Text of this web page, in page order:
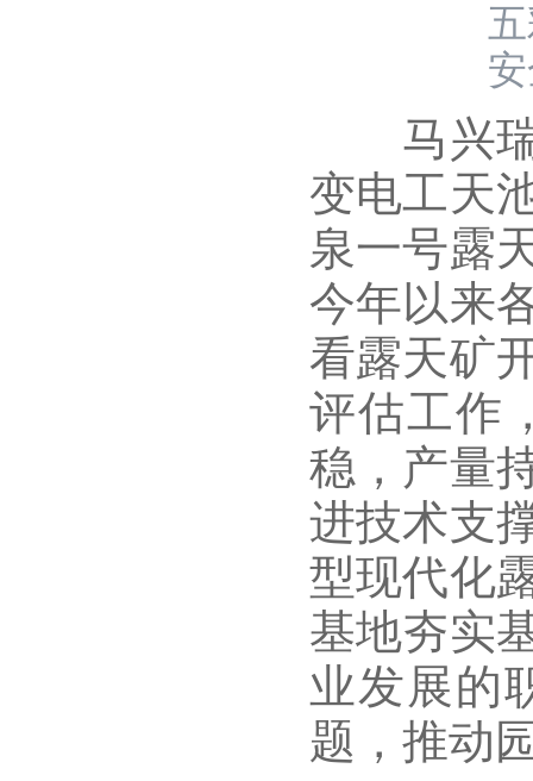
马兴瑞
变电工天
泉一号露
今年以来
看露天矿
评估工作
稳，产量
进技术支
型现代化
基地夯实
业发展的
题，推动